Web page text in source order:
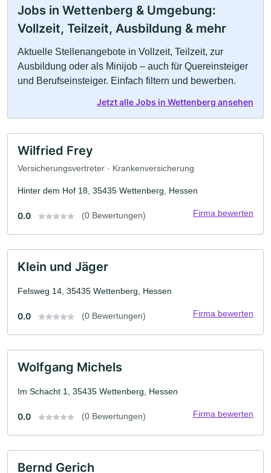
Jobs in Wettenberg & Umgebung:
Vollzeit, Teilzeit, Ausbildung & mehr
Aktuelle Stellenangebote in Vollzeit, Teilzeit, zur
Ausbildung oder als Minijob – auch für Quereinsteiger
und Berufseinsteiger. Einfach filtern und bewerben.
Jetzt alle Jobs in Wettenberg ansehen
Wilfried Frey
Versicherungsvertreter · Krankenversicherung
Hinter dem Hof 18, 35435 Wettenberg, Hessen
0.0 (0 Bewertungen) Firma bewerten
Klein und Jäger
Felsweg 14, 35435 Wettenberg, Hessen
0.0 (0 Bewertungen) Firma bewerten
Wolfgang Michels
Im Schacht 1, 35435 Wettenberg, Hessen
0.0 (0 Bewertungen) Firma bewerten
Bernd Gerich